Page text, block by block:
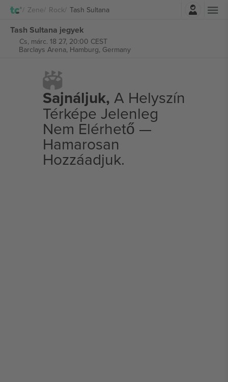
Zene Rock Tash Sultana
Tash Sultana jegyek
Cs, márc. 18 27, 20:00 CEST
Barclays Arena, Hamburg, Germany
Sajnáljuk, A Helyszín
Térképe Jelenleg
Nem Elérhető —
Hamarosan
Hozzáadjuk.